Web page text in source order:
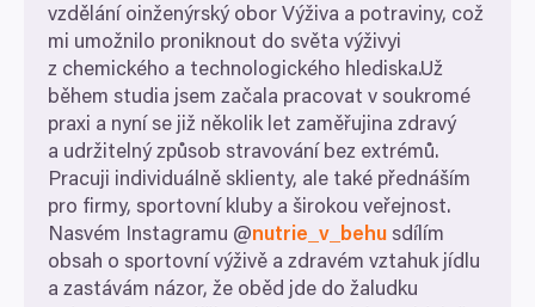
vzdělání oinženýrský obor Výživa a potraviny, což
mi umožnilo proniknout do světa výživyi
z chemického a technologického hlediska.Už
během studia jsem začala pracovat v soukromé
praxi a nyní se již několik let zaměřujina zdravý
a udržitelný způsob stravování bez extrémů.
Pracuji individuálně sklienty, ale také přednáším
pro firmy, sportovní kluby a širokou veřejnost.
Nasvém Instagramu @nutrie_​v_​behu sdílím
obsah o sportovní výživě a zdravém vztahuk jídlu
a zastávám názor, že oběd jde do žaludku